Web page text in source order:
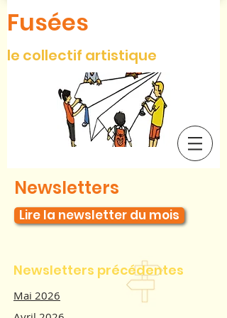
Fusées
le collectif artistique
Newsletters
Lire la newsletter du mois
Newsletters précédentes
Mai 2026